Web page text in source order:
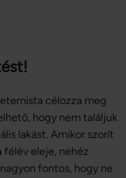
célozza meg
hogy nem találjuk
lakást. Amikor szorít
félév eleje, nehéz
fontos, hogy ne